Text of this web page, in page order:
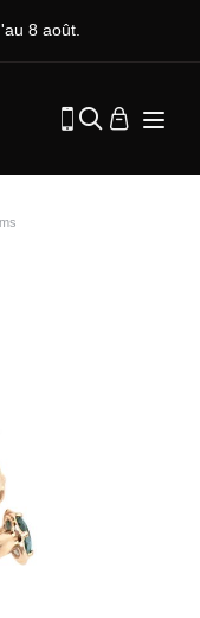
8 août.